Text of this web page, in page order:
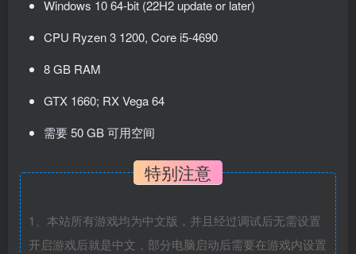
Windows 10 64-bit (22H2 update or later)
CPU Ryzen 3 1200, Core i5-4690
8 GB RAM
GTX 1660; RX Vega 64
需要 50 GB 可用空间
特别注意
1、本站所有游戏均为中文版，并且经过调试后无需设置
开启游戏后就是中文，部分电脑启动后需要在游戏内设置